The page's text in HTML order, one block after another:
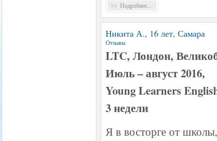
Подробнее...
Никита А., 16 лет, Самара
Отзывы
LTC, Лондон,
Июль – август 2016,
Young Learners
3 недели
Я в восторге от